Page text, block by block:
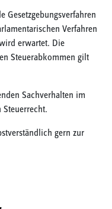
Gesetzgebungsverfahren
Verfahren
erwartet. Die
Steuerabkommen gilt
Sachverhalten im
gern zur